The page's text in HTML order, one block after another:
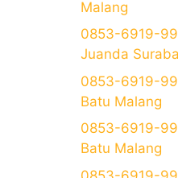
Malang
0853-6919-
Juanda
0853-6919-
Batu Malang
0853-6919-
Batu Malang